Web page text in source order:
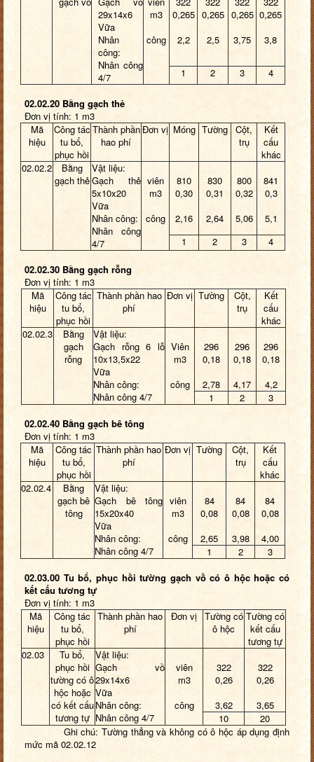
29x14x6
Vữa
Nhân
công:
Nhân công
4/7
m3
công
0,265
2,2
0,265
2,5
0,265
3,75
0,265
3,8
1 2 3 4
02.02.20 Bằng gạch thẻ
Đơn vị tính: 1 m3
Mã
hiệu
Công tác
tu bổ,
phục hồi
Thành phần
hao phí
Đơn vị Móng Tường Cột,
trụ
Kết
cấu
khác
02.02.2
Bằng
gạch thẻ
Vật liệu:
Gạch thẻ
5x10x20
Vữa
Nhân công:
Nhân công
4/7
viên
m3
công
810
0,30
2,16
830
0,31
2,64
800
0,32
5,06
841
0,3
5,1
1
2 3 4
02.02.30 Bằng gạch rỗng
Đơn vị tính: 1 m3
Mã
hiệu
Công tác
tu bổ,
phục hồi
Thành phần hao
phí
Đơn vị Tường
Cột,
trụ
Kết
cấu
khác
02.02.3
Bằng
gạch
rỗng
Vật liệu:
Gạch rỗng 6 lỗ
10x13,5x22
Vữa
Nhân công:
Nhân công 4/7
Viên
m3
công
296
0,18
2,78
296
0,18
4,17
296
0,18
4,2
1
2
3
02.02.40 Bằng gạch bê tông
Đơn vị tính: 1 m3
Mã
hiệu
Công tác
tu bổ,
phục hồi
Thành phần hao
phí
Đơn vị Tường
Cột,
trụ
Kết
cấu
khác
02.02.4
Bằng
gạch bê
tông
Vật liệu:
Gạch bê tông
15x20x40
Vữa
Nhân công:
Nhân công 4/7
viên
m3
công
84
0,08
2,65
84
0,08
3,98
84
0,08
4,00
1
2
3
02.03.00 Tu bổ, phục hồi tường gạch vồ có ô hộc hoặc có
kết cấu tương tự
Đơn vị tính: 1 m3
Mã
hiệu
Công tác
tu bổ,
phục hồi
Thành phần hao
phí
Đơn vị Tường có
ô hộc
Tường có
kết cấu
tương tự
02.03
Tu bổ,
phục hồi
tường có ô
hộc hoặc
có kết cấu
tương tự
Vật liệu:
Gạch vồ
29x14x6
Vữa
Nhân công:
Nhân công 4/7
viên
m3
công
322
0,26
3,62
322
0,26
3,65
10
20
Ghi chú: Tường thẳng và không có ô hộc áp dụng định
mức mã 02.02.12